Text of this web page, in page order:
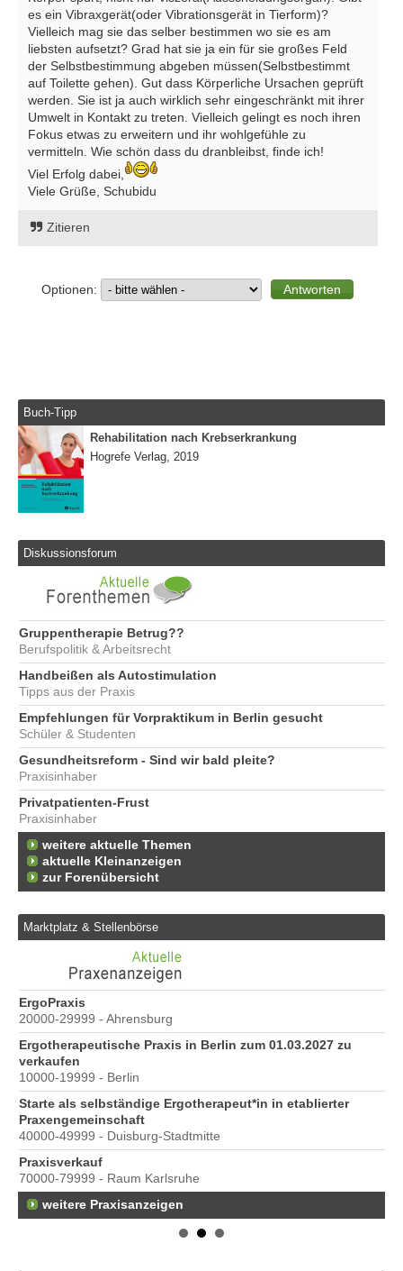
es ein Vibraxgerät(oder Vibrationsgerät in Tierform)?
Vielleich mag sie das selber bestimmen wo sie es am
liebsten aufsetzt? Grad hat sie ja ein für sie großes Feld
der Selbstbestimmung abgeben müssen(Selbstbestimmt
auf Toilette gehen). Gut dass Körperliche Ursachen geprüft
werden. Sie ist ja auch wirklich sehr eingeschränkt mit ihrer
Umwelt in Kontakt zu treten. Vielleich gelingt es noch ihren
Fokus etwas zu erweitern und ihr wohlgefühle zu
vermitteln. Wie schön dass du dranbleibst, finde ich!
Viel Erfolg dabei,
Viele Grüße, Schubidu
Zitieren
Optionen:
Buch-Tipp
Rehabilitation nach Krebserkrankung
Hogrefe Verlag, 2019
Diskussionsforum
Gruppentherapie Betrug??
Berufspolitik & Arbeitsrecht
Handbeißen als Autostimulation
Tipps aus der Praxis
Empfehlungen für Vorpraktikum in Berlin gesucht
Schüler & Studenten
Gesundheitsreform - Sind wir bald pleite?
Praxisinhaber
Privatpatienten-Frust
Praxisinhaber
weitere aktuelle Themen
aktuelle Kleinanzeigen
zur Forenübersicht
Marktplatz & Stellenbörse
ErgoPraxis
20000-29999 - Ahrensburg
Ergotherapeutische Praxis in Berlin zum 01.03.2027 zu
verkaufen
10000-19999 - Berlin
Starte als selbständige Ergotherapeut*in in etablierter
Praxengemeinschaft
40000-49999 - Duisburg-Stadtmitte
Praxisverkauf
70000-79999 - Raum Karlsruhe
weitere Praxisanzeigen